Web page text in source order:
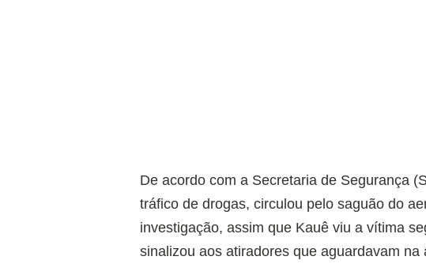
De acordo com a Secretaria de Segurança
tráfico de drogas, circulou pelo saguão do
investigação, assim que Kauê viu a vítima
sinalizou aos atiradores que aguardavam na